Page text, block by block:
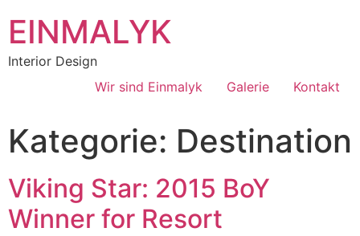
EINMALYK
Interior Design
Wir sind Einmalyk
Galerie Kontakt
Kategorie: Destination
Viking Star: 2015 BoY
Winner for Resort